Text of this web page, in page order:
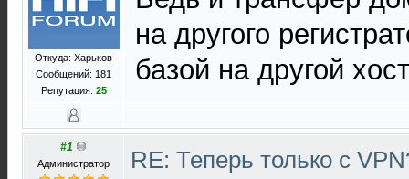
Откуда: Харьков
Сообщений: 181
Репутация: 25
на другого
базой на другой
#1
Администратор RE: Теперь только с